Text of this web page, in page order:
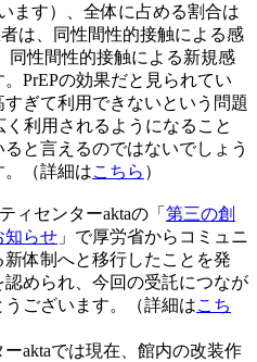
ます）、全体に占める割合は
は、同性間性的接触による感
同性間性的接触による新規感
PrEPの効果だと見られてい
ぎて利用できないという問題
利用されるようになること
と言えるのではないでしょう
（詳細はこちら ）
ィセンターaktaの「 第三の創
知らせ 」で厚労省からコミュニ
体制へと移行したことを発
められ、今回の受託につなが
ございます。（詳細はこち
aktaでは現在、館内の改装作